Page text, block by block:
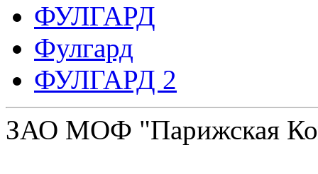
ФУЛГАРД
Фулгард
ФУЛГАРД 2
ЗАО МОФ "Парижская